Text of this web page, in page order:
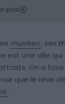
plus
musées, ses
est une ville
On a
que le rêve
.